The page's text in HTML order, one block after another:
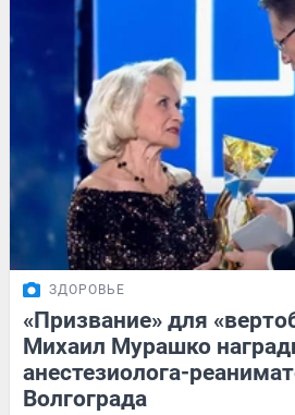
ЗДОРОВЬЕ
«Призвание» для
Михаил Мурашко
анестезиолога-
Волгограда